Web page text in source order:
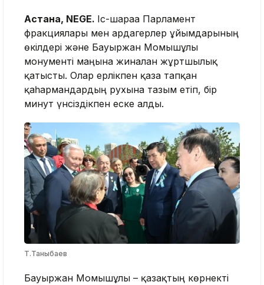
Астана, NEGE. Іс-шараға Парламент
фракциялары мен ардагерлер ұйымдарының
өкілдері және Бауыржан Момышұлы
монументі маңына жиналған жұртшылық
қатысты. Олар ерлікпен қаза тапқан
қаһармандардың рухына тағзым етіп, бір
минут үнсіздікпен еске алды.
Т.Таныбаев
Бауыржан Момышұлы – қазақтың көрнекті